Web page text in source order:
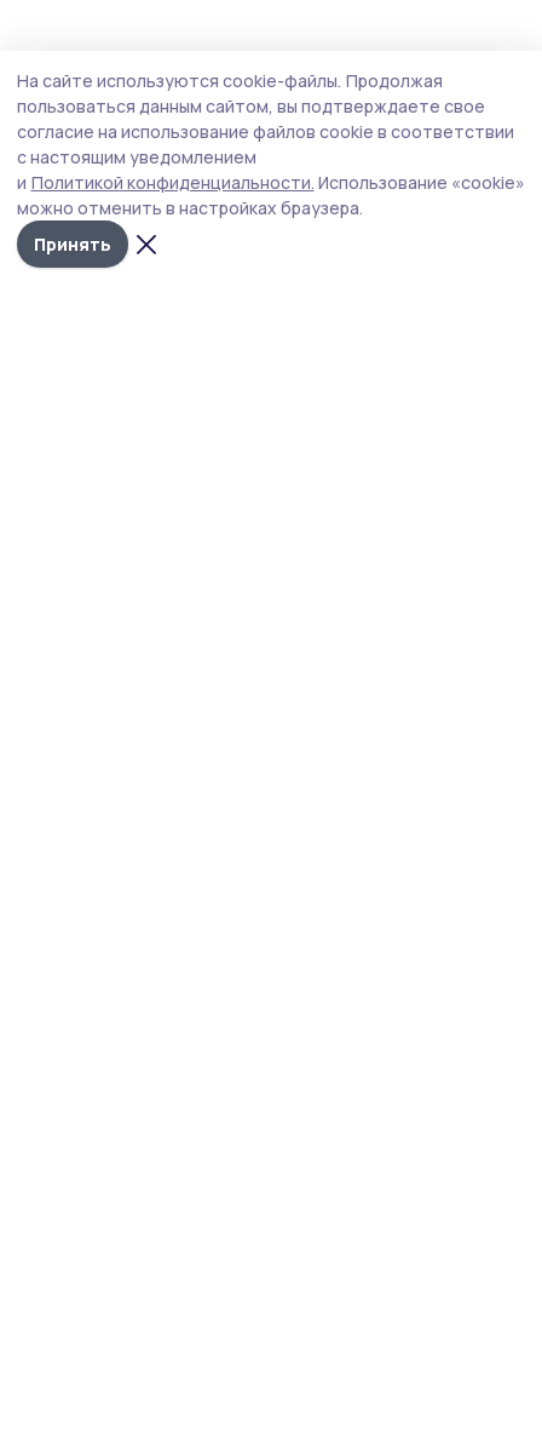
БПЛА уничтожили над Тамбовской
областью
В ночь с 29 на 30 июля дежурные средства ПВО
перехватили и ликвидировали над российскими
регионами 258 вражеских дронов.
На сайте используются cookie-файлы. Продолжая
пользоваться данным сайтом, вы подтверждаете свое
согласие на использование файлов cookie в соответствии
с настоящим уведомлением
и Политикой конфиденциальности. Использование «cookie»
можно отменить в настройках браузера.
Принять